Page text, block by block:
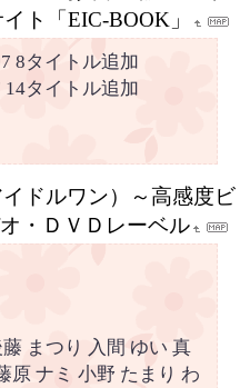
ト「EIC-BOOK」
8タイトル追加
14タイトル追加
ドルワン）～高感度ビ
・ＤＶＤレーベル
まつり 入間 ゆい 真
原 ナミ 小野 たまり わ